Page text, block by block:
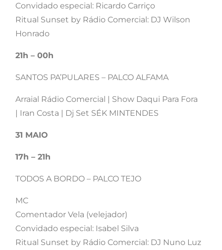
Convidado especial: Ricardo Carriço
Ritual Sunset by Rádio Comercial: DJ Wilson
Honrado
21h – 00h
SANTOS PA’PULARES – PALCO ALFAMA
Arraial Rádio Comercial | Show Daqui Para Fora
| Iran Costa | Dj Set SÉK MINTENDES
31 MAIO
17h – 21h
TODOS A BORDO – PALCO TEJO
MC
Comentador Vela (velejador)
Convidado especial: Isabel Silva
Ritual Sunset by Rádio Comercial: DJ Nuno Luz